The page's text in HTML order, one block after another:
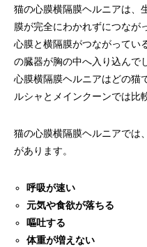
猫の心膜横隔膜ヘルニアは、
膜が完全にわかれずにつなが
心膜と横隔膜がつながってい
の臓器が胸の中へ入り込んで
心膜横隔膜ヘルニアはどの猫
ルシャとメインクーンでは比
猫の心膜横隔膜ヘルニアでは
があります。
呼吸が速い
元気や食欲が落ちる
嘔吐する
体重が増えない